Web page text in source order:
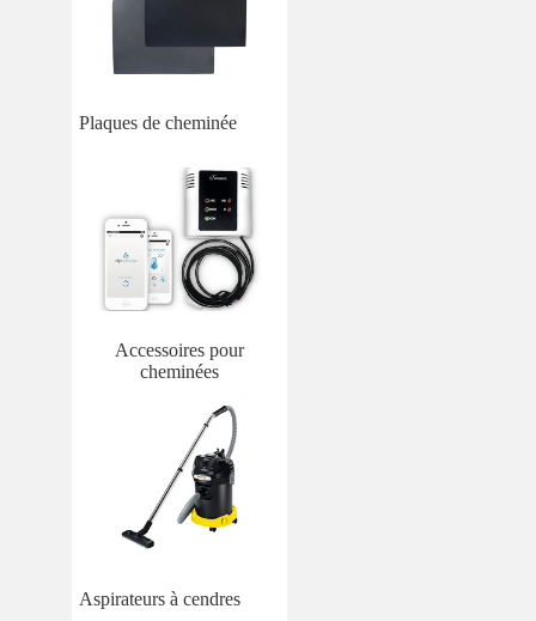
Plaques de cheminée
Accessoires pour
cheminées
Aspirateurs à cendres